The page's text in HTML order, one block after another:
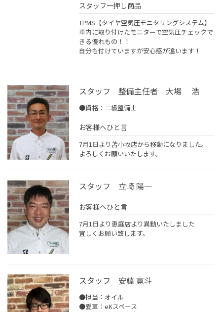
スタッフ一押し商品
TPMS【タイヤ空気圧モニタリングシステム】
車内に取り付けたモニターで空気圧チェックで
きる優れもの！！
自分も付けていますが安心感が違います！
スタッフ 整備主任者 大場 浩
●資格：二級整備士
お客様へひと言
7月1日より苫小牧店から移動になりました。
よろしくお願いいたします。
スタッフ 立崎 陽一
お客様へひと言
7月1日より恵庭店より異動いたしました
宜しくお願い致します。
スタッフ 安藤 寛斗
●担当：オイル
●愛車：eKスペース